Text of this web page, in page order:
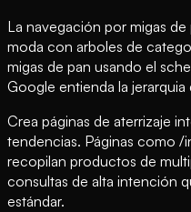
La navegación por migas
moda con arboles de
migas de pan usando el
Google entienda la jerarquia
Crea páginas de aterrizaje
tendencias. Páginas como
recopilan productos de
consultas de alta intención
estándar.